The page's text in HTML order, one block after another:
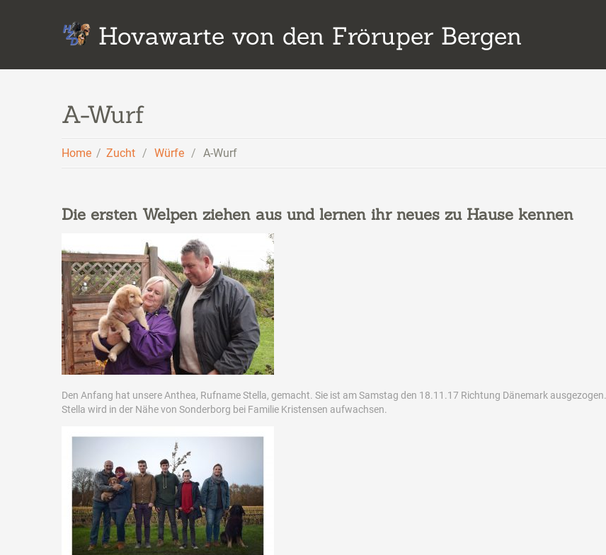
Hovawarte von den Fröruper Bergen
A-Wurf
Home Zucht Würfe A-Wurf
Die ersten Welpen ziehen aus und lernen ihr neues zu Hause kennen
Den Anfang hat unsere Anthea, Rufname Stella, gemacht. Sie ist am Samstag den 18.11.17 Richtung Dänemark ausgezogen.
Stella wird in der Nähe von Sonderborg bei Familie Kristensen aufwachsen.